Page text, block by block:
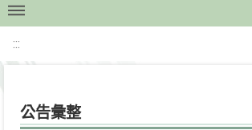
:::
公告彙整